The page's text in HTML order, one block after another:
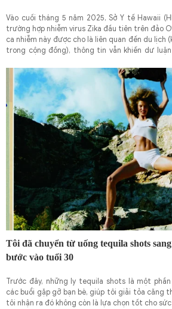
Vào cuối tháng 5 năm 2025, Sở Y tế Hawaii
trường hợp nhiễm virus Zika đầu tiên trên đảo
ca nhiễm này được cho là liên quan đến du lịch
trong cộng đồng), thông tin vẫn khiến dư
Tôi đã chuyển từ uống tequila shots
bước vào tuổi 30
Trước đây, những ly tequila shots là một
các buổi gặp gỡ bạn bè, giúp tôi giải tỏa căng
tôi nhận ra đó không còn là lựa chọn tốt cho sức